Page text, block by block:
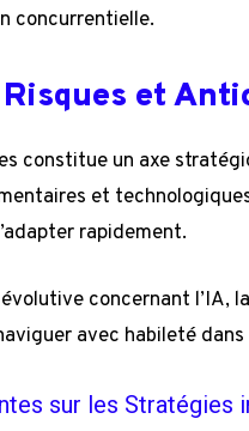
concurrentielle.
et
constitue un axe
et
rapidement.
concernant l’IA,
avec habileté
sur les Stratégies